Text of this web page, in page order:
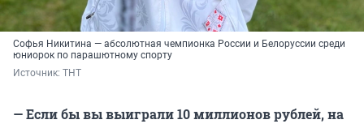
Софья Никитина — абсолютная чемпионка России и Белоруссии среди
юниорок по парашютному спорту
Источник: ТНТ
— Если бы вы выиграли 10 миллионов рублей, на